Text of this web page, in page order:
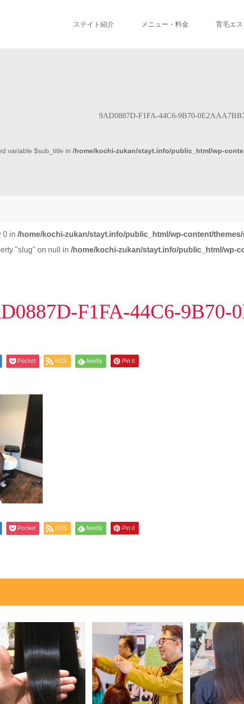
ステイト紹介 メニュー・料金 育毛エス
9AD0887D-F1FA-44C6-9B70-
variable $sub_title in /home/kochi-zukan/stayt.info/public_html/wp-
0 in /home/kochi-zukan/stayt.info/public_html/wp-content/
"slug" on null in /home/kochi-zukan/stayt.info/public_html/wp-
F1FA-44C6-9B70-
Pocket RSS feedly Pin it
Pocket RSS feedly Pin it